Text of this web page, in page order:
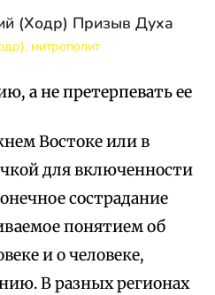
(Ходр) Призыв Духа
митрополит
а не претерпевать ее
Востоке или в
для включенности
сострадание
понятием об
и о человеке,
В разных регионах